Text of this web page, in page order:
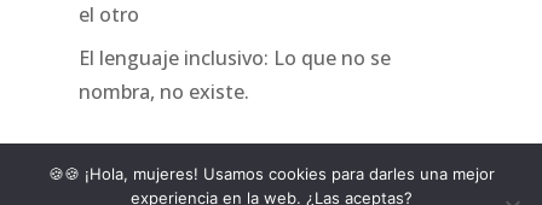
el otro
El lenguaje inclusivo: Lo que no se
nombra, no existe.
🍪🍪 ¡Hola, mujeres! Usamos cookies para darles una mejor
experiencia en la web. ¿Las aceptas?